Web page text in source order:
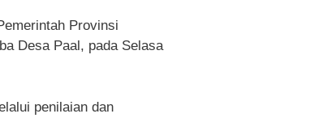
Provinsi
Desa Paal, pada Selasa
penilaian dan